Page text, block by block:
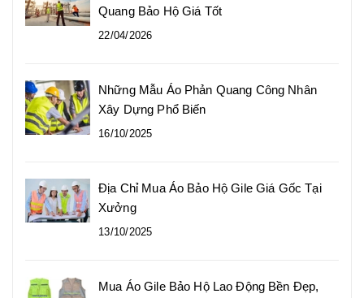
Quang Bảo Hộ Giá Tốt
22/04/2026
Những Mẫu Áo Phản Quang Công Nhân
Xây Dựng Phổ Biến
16/10/2025
Địa Chỉ Mua Áo Bảo Hộ Gile Giá Gốc Tại
Xưởng
13/10/2025
Mua Áo Gile Bảo Hộ Lao Động Bền Đẹp,